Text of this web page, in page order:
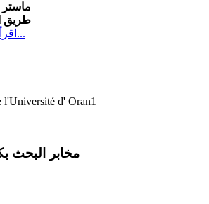
طريق
...
l'Université d' Oran1
مخابر البحث